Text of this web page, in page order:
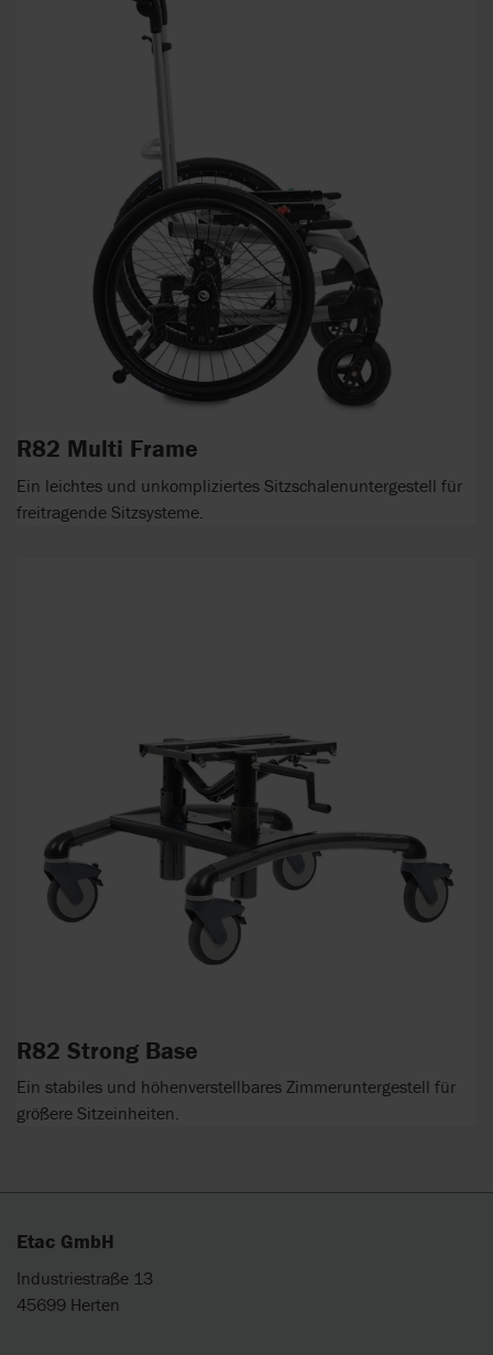
R82 Multi Frame
Ein leichtes und unkompliziertes Sitzschalenuntergestell für
freitragende Sitzsysteme.
R82 Strong Base
Ein stabiles und höhenverstellbares Zimmeruntergestell für
größere Sitzeinheiten.
Etac GmbH
Industriestraße 13
45699 Herten